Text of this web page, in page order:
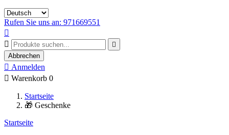
Rufen Sie uns an: 971669551



Abbrechen
 Anmelden
 Warenkorb 0
Startseite
🎁 Geschenke
Startseite